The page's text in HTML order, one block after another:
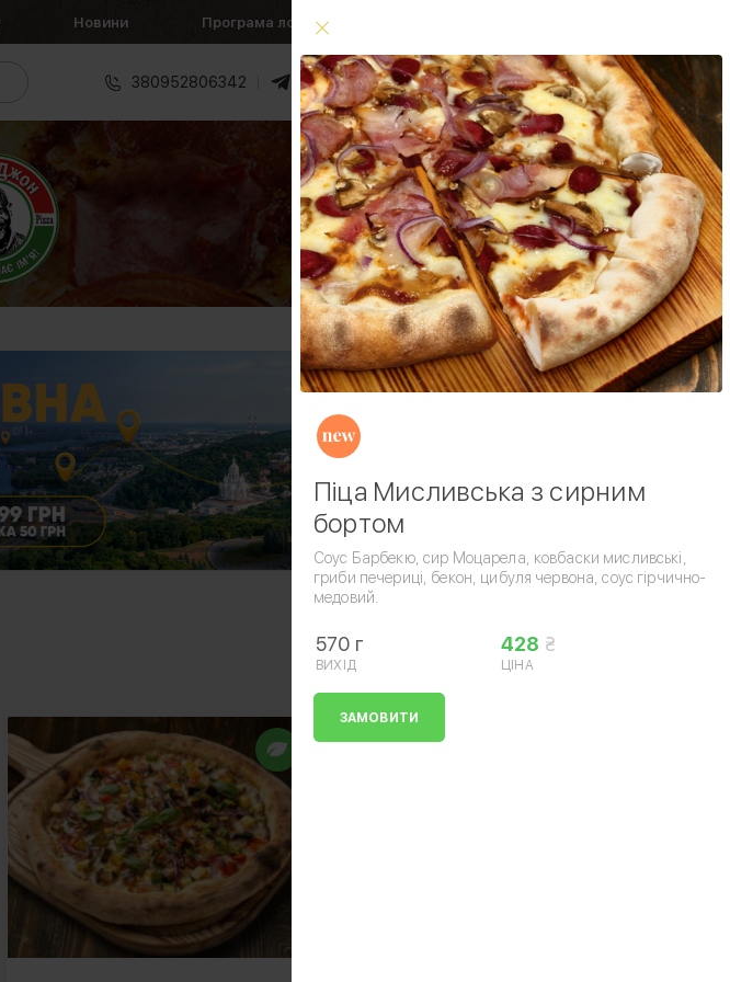
Новини Програма лояльності
380952806342 0 ₴ Увійти
Умови доставки
Піца Мисливська з сирним
бортом
Соус Барбекю, сир Моцарела, ковбаски мисливські,
гриби печериці, бекон, цибуля червона, соус гірчично-
медовий.
570 г 428
ВИХІД ЦІНА
ЗАМОВИТИ